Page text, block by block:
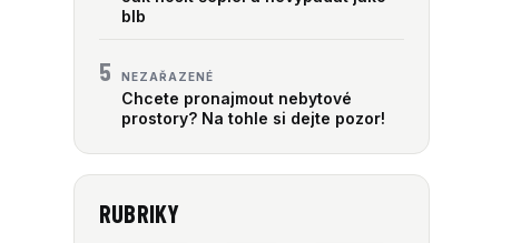
blb
5 NEZAŘAZENÉ
Chcete pronajmout nebytové
prostory? Na tohle si dejte pozor!
RUBRIKY